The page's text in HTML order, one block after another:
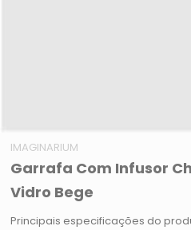
IMAGINARIUM
Garrafa Com Infusor
Vidro Bege
Principais especificações do